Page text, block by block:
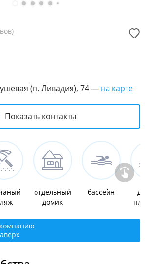
(п. Ливадия), 74— на карте
Показать контакты
отдельный
домик
бассейн